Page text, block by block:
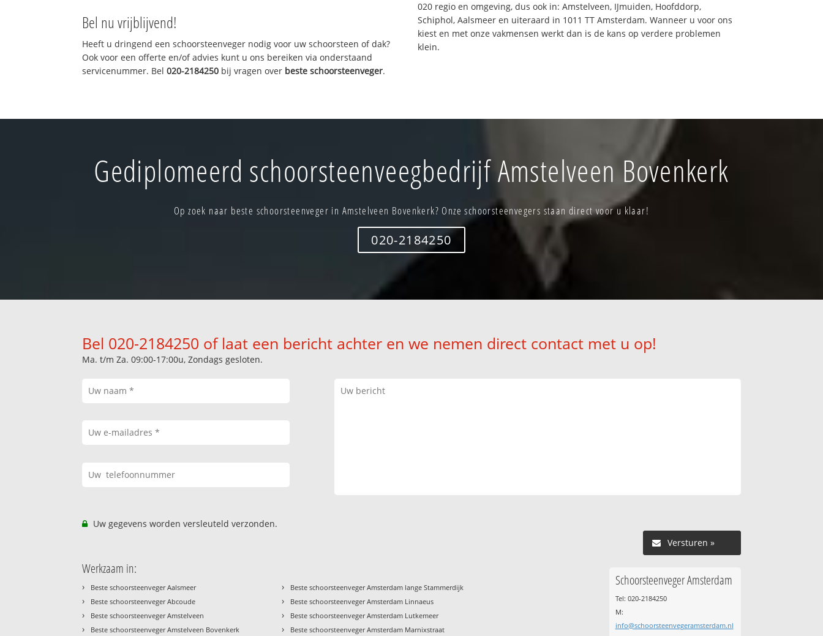
Bel nu vrijblijvend!
Heeft u dringend een schoorsteenveger nodig voor uw schoorsteen of dak?
Ook voor een offerte en/of advies kunt u ons bereiken via onderstaand
servicenummer. Bel020-2184250 bij vragen over beste schoorsteenveger.
020 regio en omgeving, dus ook in: Amstelveen, IJmuiden, Hoofddorp,
Schiphol, Aalsmeer en uiteraard in 1011 TT Amsterdam. Wanneer u voor ons
kiest en met onze vakmensen werkt dan is de kans op verdere problemen
klein.
Gediplomeerd schoorsteenveegbedrijf Amstelveen Bovenkerk
Op zoek naar beste schoorsteenveger in Amstelveen Bovenkerk? Onze schoorsteenvegers staan direct voor u klaar!
020-2184250
Bel 020-2184250 of laat een bericht achter en we nemen direct contact met u op!
Ma. t/m Za. 09:00-17:00u, Zondags gesloten.
Uw gegevens worden versleuteld verzonden.
Versturen »
Werkzaam in:
› Beste schoorsteenveger Aalsmeer
› Beste schoorsteenveger Abcoude
› Beste schoorsteenveger Amstelveen
› Beste schoorsteenveger Amstelveen Bovenkerk
› Beste schoorsteenveger Amsterdam lange Stammerdijk
› Beste schoorsteenveger Amsterdam Linnaeus
› Beste schoorsteenveger Amsterdam Lutkemeer
› Beste schoorsteenveger Amsterdam Marnixstraat
Schoorsteenveger Amsterdam
Tel: 020-2184250
M:
info@schoorsteenvegeramsterdam.nl